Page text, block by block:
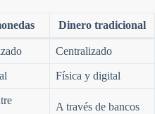
Dinero tradicional
Centralizado
Física y digital
A través de bancos